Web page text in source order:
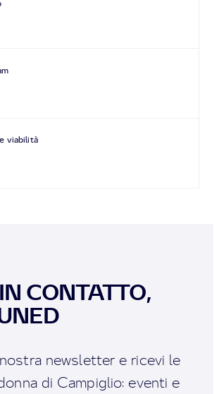
viabilità
CONTATTO,
newsletter e ricevi le
di Campiglio: eventi e